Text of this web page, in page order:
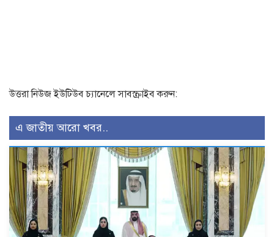
উত্তরা নিউজ ইউটিউব চ্যানেলে সাবস্ক্রাইব করুন:
এ জাতীয় আরো খবর..